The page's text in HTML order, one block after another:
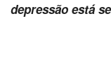
depressão está